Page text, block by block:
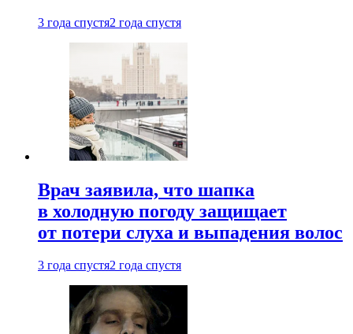
3 года спустя2 года спустя
Врач заявила, что шапка
в холодную погоду защищает
от потери слуха и выпадения волос
3 года спустя2 года спустя